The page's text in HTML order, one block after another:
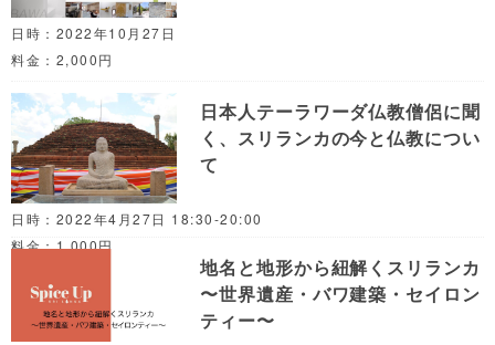
日時：2022年10月27日
料金：2,000円
日本人テーラワーダ仏教僧侶に聞
く、スリランカの今と仏教につい
て
日時：2022年4月27日 18:30-20:00
料金：1,000円
地名と地形から紐解くスリランカ
〜世界遺産・バワ建築・セイロン
ティー〜